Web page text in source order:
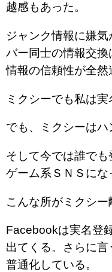
越感もあった。
ジャンク情報に嫌
バー同士の情報交換
情報の信頼性が全
ミクシーでも私は実
でも、ミクシーはハ
そして今では誰で
ゲーム系ＳＮＳにな
こんな所がミクシー
Facebookは実名登
出てくる。さらに
普通化している。